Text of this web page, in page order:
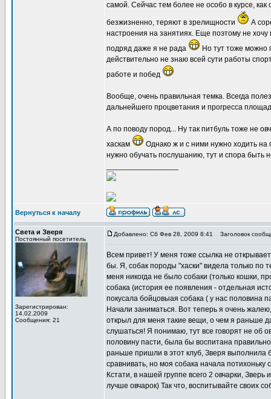
самой. Сейчас тем более не особо в курсе,
безжизненно, теряют в зрелищности
А
настроения на занятиях. Еще поэтому не хочу
подряд даже я не рада
Но тут тоже можно
действительно не знаю всей сути работы
работе и побед
Вообще, очень правильная темка. Всегда
дальнейшего процветания и прогресса
А по поводу пород... Ну так питбуль тоже не
хаскам
Однако ж и с ними нужно ходить на
нужно обучать послушанию, тут и спора быть
Вернуться к началу
Света и Зверя
Постоянный посетитель
Зарегистрирован:
14.02.2009
Сообщения: 21
Добавлено: Сб Фев 28, 2009 8:41 Заголовок
Всем привет! У меня тоже ссылка не
бы. Я, собак породы "хаски" видела только по
меня никогда не было собаки (только кошки,
собака (история ее появления - отдельная
покусала бойцовыая собака ( у нас половина
Начали заниматься. Вот теперь я очень
открыл для меня такие вещи, о чем я раньше
слушаться! Я понимаю, тут все говорят не об
половину пасти, была бы воспитана
раньше пришли в этот клуб, Зверя выполнила
сравнивать, но моя собака начала потихоньку
Кстати, в нашей группе всего 2 овчарки,
лучше овчарок) Так что, воспитывайте своих